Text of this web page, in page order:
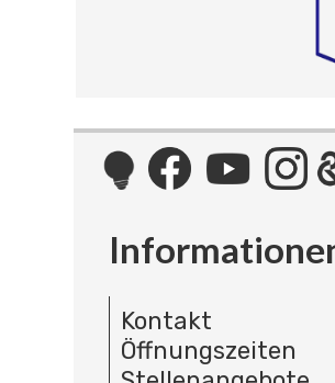
Kontakt
Öffnungszeiten